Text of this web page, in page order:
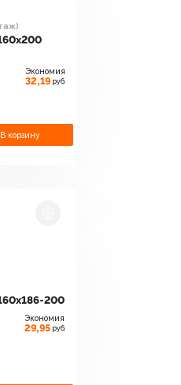
Экономия
32,19 руб.
В корзину
200
Экономия
29,95 руб.